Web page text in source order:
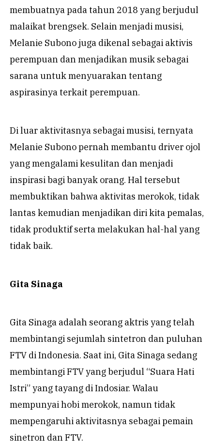
membuatnya pada tahun 2018 yang berjudul
malaikat brengsek. Selain menjadi musisi,
Melanie Subono juga dikenal sebagai aktivis
perempuan dan menjadikan musik sebagai
sarana untuk menyuarakan tentang
aspirasinya terkait perempuan.
Di luar aktivitasnya sebagai musisi, ternyata
Melanie Subono pernah membantu driver ojol
yang mengalami kesulitan dan menjadi
inspirasi bagi banyak orang. Hal tersebut
membuktikan bahwa aktivitas merokok, tidak
lantas kemudian menjadikan diri kita pemalas,
tidak produktif serta melakukan hal-hal yang
tidak baik.
Gita Sinaga
Gita Sinaga adalah seorang aktris yang telah
membintangi sejumlah sintetron dan puluhan
FTV di Indonesia. Saat ini, Gita Sinaga sedang
membintangi FTV yang berjudul “Suara Hati
Istri” yang tayang di Indosiar. Walau
mempunyai hobi merokok, namun tidak
mempengaruhi aktivitasnya sebagai pemain
sinetron dan FTV.